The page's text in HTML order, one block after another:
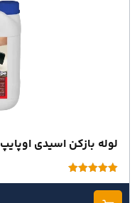
لوله بازکن اسیدی اوپایپ
امتیاز5.00
از 5